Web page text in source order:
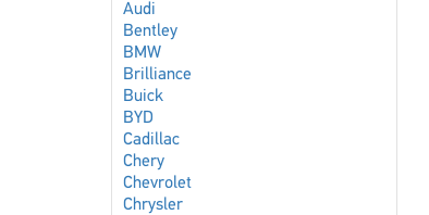
Audi
Bentley
BMW
Brilliance
Buick
BYD
Cadillac
Chery
Chevrolet
Chrysler